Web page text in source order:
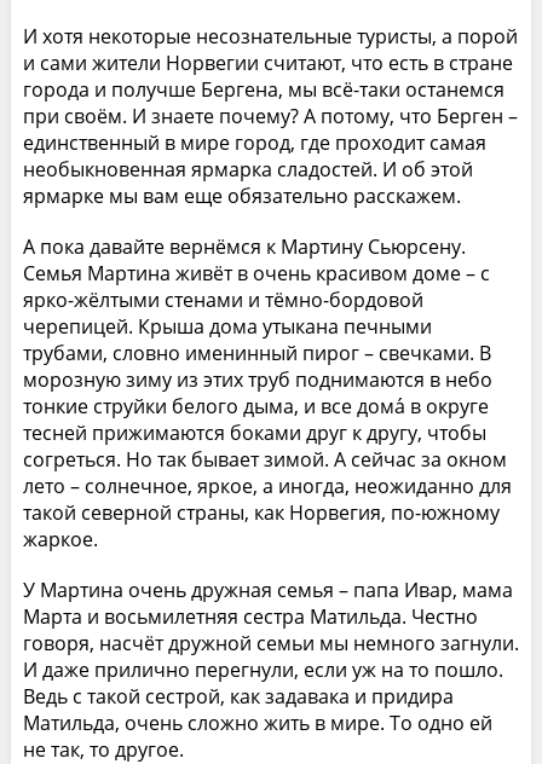
И хотя некоторые несознательные туристы, а порой
и сами жители Норвегии считают, что есть в стране
города и получше Бергена, мы всё-таки останемся
при своём. И знаете почему? А потому, что Берген –
единственный в мире город, где проходит самая
необыкновенная ярмарка сладостей. И об этой
ярмарке мы вам еще обязательно расскажем.
А пока давайте вернёмся к Мартину Сьюрсену.
Семья Мартина живёт в очень красивом доме – с
ярко-жёлтыми стенами и тёмно-бордовой
черепицей. Крыша дома утыкана печными
трубами, словно именинный пирог – свечками. В
морозную зиму из этих труб поднимаются в небо
тонкие струйки белого дыма, и все дома́ в округе
тесней прижимаются боками друг к другу, чтобы
согреться. Но так бывает зимой. А сейчас за окном
лето – солнечное, яркое, а иногда, неожиданно для
такой северной страны, как Норвегия, по-южному
жаркое.
У Мартина очень дружная семья – папа Ивар, мама
Марта и восьмилетняя сестра Матильда. Честно
говоря, насчёт дружной семьи мы немного загнули.
И даже прилично перегнули, если уж на то пошло.
Ведь с такой сестрой, как задавака и придира
Матильда, очень сложно жить в мире. То одно ей
не так, то другое.